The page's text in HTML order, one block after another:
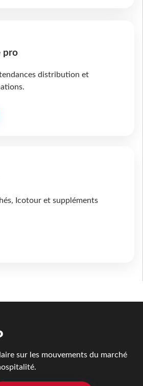
pro
distribution et
Icotour et suppléments
sur les mouvements du marché